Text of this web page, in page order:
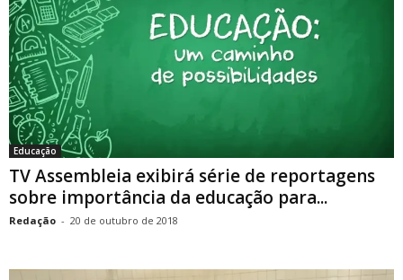
Educação
TV Assembleia exibirá série de reportagens
sobre importância da educação para...
Redação - 20 de outubro de 2018